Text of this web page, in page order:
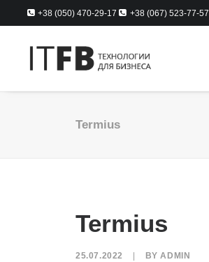
+38 (050) 470-29-17 +38 (067) 523-77-57
Termius
Termius
25.07.2022 BYADMIN